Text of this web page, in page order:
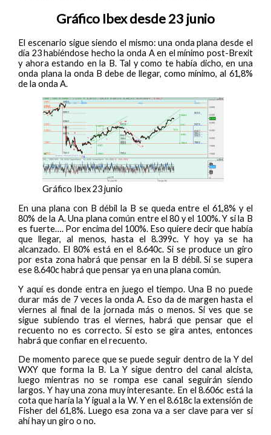
Gráfico Ibex desde 23 junio
El escenario sigue siendo el mismo: una onda plana desde el
día 23 habiéndose hecho la onda A en el mínimo post-Brexit
y ahora estando en la B. Tal y como te había dicho, en una
onda plana la onda B debe de llegar, como mínimo, al 61,8%
de la onda A.
Gráfico Ibex 23 junio
En una plana con B débil la B se queda entre el 61,8% y el
80% de la A. Una plana común entre el 80 y el 100%. Y si la B
es fuerte…. Por encima del 100%. Eso quiere decir que había
que llegar, al menos, hasta el 8.399c. Y hoy ya se ha
alcanzado. El 80% está en el 8.640c. Si se produce un giro
por esta zona habrá que pensar en la B débil. Si se supera
ese 8.640c habrá que pensar ya en una plana común.
Y aquí es donde entra en juego el tiempo. Una B no puede
durar más de 7 veces la onda A. Eso da de margen hasta el
viernes al final de la jornada más o menos. Si ves que se
sigue subiendo tras el viernes, habrá que pensar que el
recuento no es correcto. Si esto se gira antes, entonces
habrá que confiar en el recuento.
De momento parece que se puede seguir dentro de la Y del
WXY que forma la B. La Y sigue dentro del canal alcista,
luego mientras no se rompa ese canal seguirán siendo
largos. Y hay una zona muy interesante. En el 8.606c está la
cota que haría la Y igual a la W. Y en el 8.618c la extensión de
Fisher del 61,8%. Luego esa zona va a ser clave para ver si
ahí hay un giro o no.